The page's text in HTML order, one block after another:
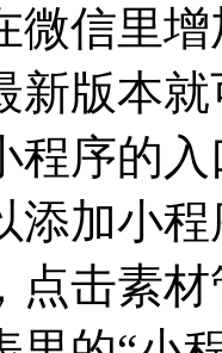
微信里
新版本
程序的
添加小
点击素